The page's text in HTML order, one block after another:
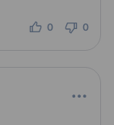
заказчику и
этот
0 0